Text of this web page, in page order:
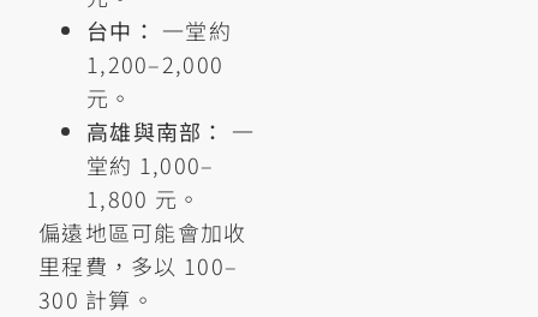
台中： 一堂約
1,200–2,000
元。
高雄與南部： 一
堂約 1,000–
1,800 元。
偏遠地區可能會加收
里程費，多以 100–
300 計算。